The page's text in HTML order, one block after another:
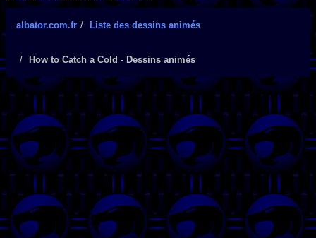
albator.com.fr Liste des dessins animés
How to Catch a Cold - Dessins animés